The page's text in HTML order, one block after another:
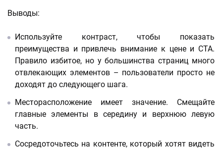
Выводы:
Используйте контраст, чтобы показать
преимущества и привлечь внимание к цене и СТА.
Правило избитое, но у большинства страниц много
отвлекающих элементов – пользователи просто не
доходят до следующего шага.
Месторасположение имеет значение. Смещайте
главные элементы в середину и верхнюю левую
часть.
Сосредоточьтесь на контенте, который хотят видеть